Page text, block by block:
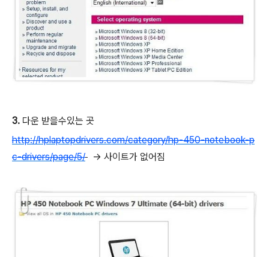
3. 다운 받을수있는 곳
http://hplaptopdrivers.com/category/hp-450-notebook-p
c-drivers/page/5/
-> 사이트가 없어짐